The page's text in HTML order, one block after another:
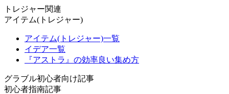
トレジャー関連
アイテム(トレジャー)
アイテム(トレジャー)一覧
イデア一覧
『アストラ』の効率良い集め方
グラブル初心者向け記事
初心者指南記事